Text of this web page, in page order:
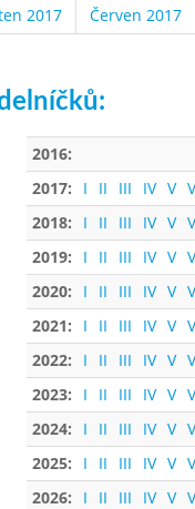
2017 Červen 2017
2016:
2017:
I II III IV V
2018:
I II III IV V
2019:
I II III IV V
2020:
I II III IV V
2021:
I II III IV V
2022:
I II III IV V
2023:
I II III IV V
2024:
I II III IV V
2025:
I II III IV V
2026:
I II III IV V